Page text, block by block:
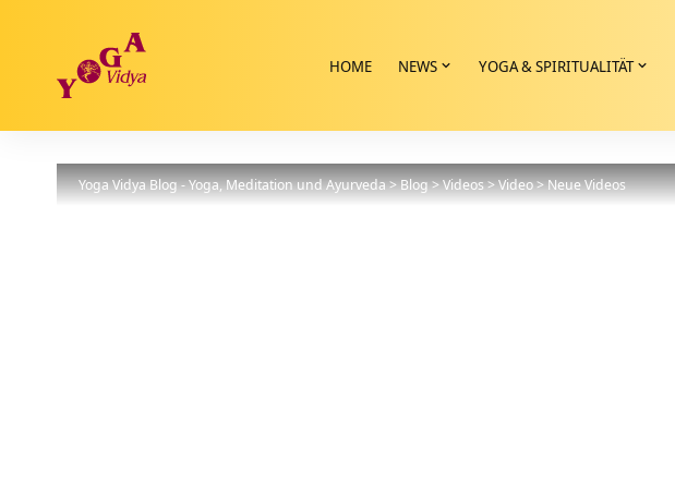
HOME NEWS YOGA & SPIRITUALITÄT
Yoga Vidya Blog - Yoga, Meditation und Ayurveda>Blog>Videos>Video>Neue Videos